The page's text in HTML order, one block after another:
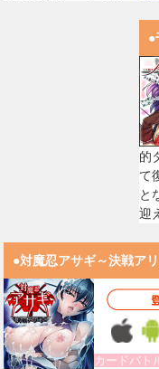
●
的
て
と
迎
●対魔忍アサギ～決戦ア
カードバト